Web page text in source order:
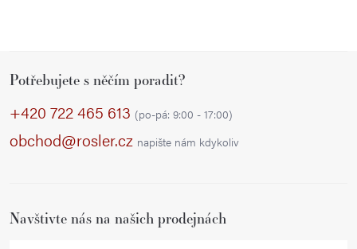
Potřebujete s něčím poradit?
+420 722 465 613 (po-pá: 9:00 - 17:00)
obchod@rosler.cz napište nám kdykoliv
Navštivte nás na našich prodejnách